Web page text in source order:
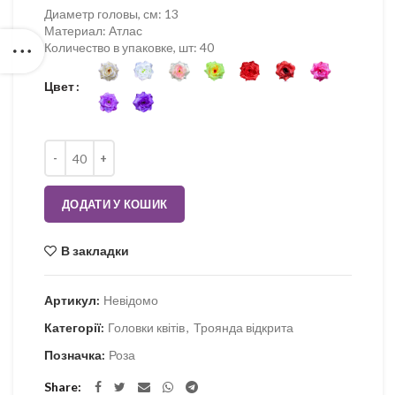
Диаметр головы, см: 13
Материал: Атлас
Количество в упаковке, шт: 40
Цвет
ДОДАТИ У КОШИК
В закладки
Артикул: Невідомо
Категорії: Головки квітів, Троянда відкрита
Позначка: Роза
Share